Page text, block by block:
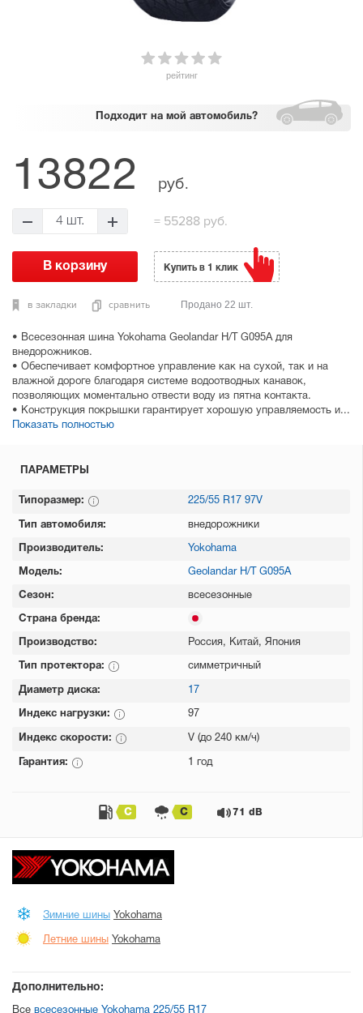
рейтинг
Подходит на мой автомобиль?
• Всесезонная шина Yokohama Geolandar H/T G095A для
внедорожников.
• Обеспечивает комфортное управление как на сухой, так и на
влажной дороге благодаря системе водоотводных канавок,
позволяющих моментально отвести воду из пятна контакта.
• Конструкция покрышки гарантирует хорошую управляемость и...
Показать полностью
13822 руб.
4 шт. = 55288 руб.
в закладки сравнить
Купить в 1 клик
Продано 22 шт.
ПАРАМЕТРЫ
Типоразмер: 225/55 R17 97V
Тип автомобиля: внедорожники
Производитель: Yokohama
Модель: Geolandar H/T G095A
Сезон: всесезонные
Страна бренда:
Производство: Россия, Китай, Япония
Тип протектора: симметричный
Диаметр диска: 17
Индекс нагрузки: 97
Индекс скорости: V (до 240 км/ч)
Гарантия: 1 год
C C 71 dB
Зимние шины Yokohama
Летние шины Yokohama
Дополнительно:
Все всесезонные Yokohama 225/55 R17